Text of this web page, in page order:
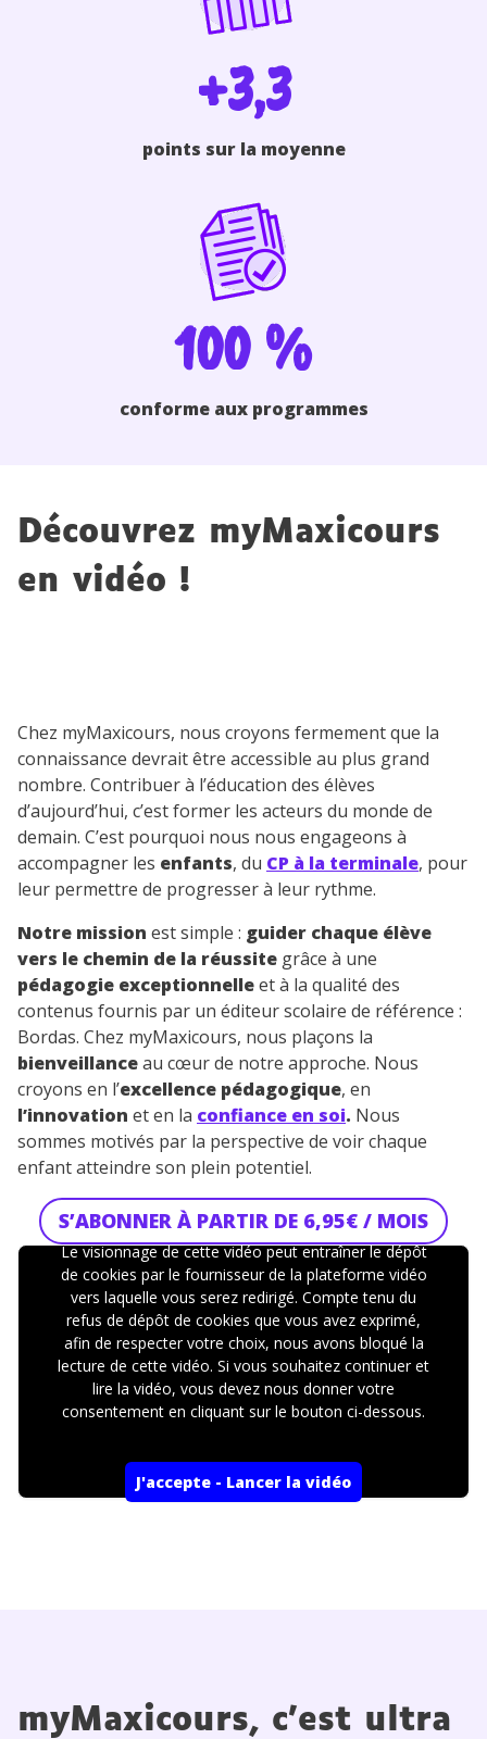
+3,3
points sur la moyenne
100 %
conforme aux programmes
Découvrez myMaxicours
en vidéo !
Chez myMaxicours, nous croyons fermement que la
connaissance devrait être accessible au plus grand
nombre. Contribuer à l’éducation des élèves
d’aujourd’hui, c’est former les acteurs du monde de
demain. C’est pourquoi nous nous engageons à
accompagner les enfants, du CP à la terminale, pour
leur permettre de progresser à leur rythme.
Notre mission est simple : guider chaque élève
vers le chemin de la réussite grâce à une
pédagogie exceptionnelleet à la qualité des
contenus fournis par un éditeur scolaire de référence :
Bordas. Chez myMaxicours, nous plaçons la
bienveillanceau cœur de notre approche. Nous
croyons en l’excellence pédagogique, en
l’innovation et en la confiance en soi. Nous
sommes motivés par la perspective de voir chaque
enfant atteindre son plein potentiel.
S’ABONNER À PARTIR DE 6,95€ / MOIS
Le visionnage de cette vidéo peut entraîner le dépôt
de cookies par le fournisseur de la plateforme vidéo
vers laquelle vous serez redirigé. Compte tenu du
refus de dépôt de cookies que vous avez exprimé,
afin de respecter votre choix, nous avons bloqué la
lecture de cette vidéo. Si vous souhaitez continuer et
lire la vidéo, vous devez nous donner votre
consentement en cliquant sur le bouton ci-dessous.
J'accepte - Lancer la vidéo
myMaxicours, c’est ultra